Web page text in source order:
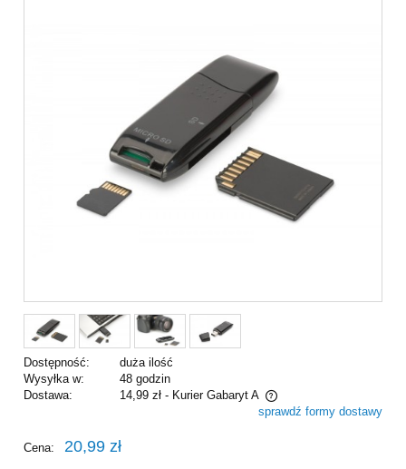
Dostępność:
duża ilość
Wysyłka w:
48 godzin
Dostawa:
14,99 zł - Kurier Gabaryt A
Cena nie zawiera ewentualnych kosztów płatnościsprawdź formy dostawy
Cena: 20,99 zł